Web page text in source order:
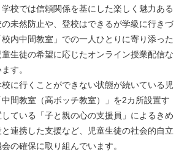
校では信頼関係を基にした楽しく魅力ある
未然防止や、登校はできるが学級に行きづ
内中間教室」での一人ひとりに寄り添った
生徒の希望に応じたオンライン授業配信な
す。
に行くことができない状態が続いている児
間教室（高ボッチ教室）」を2カ所設置す
ている「子と親の心の支援員」によるきめ
連携した支援など、児童生徒の社会的自立
の確保に取り組んでいます。